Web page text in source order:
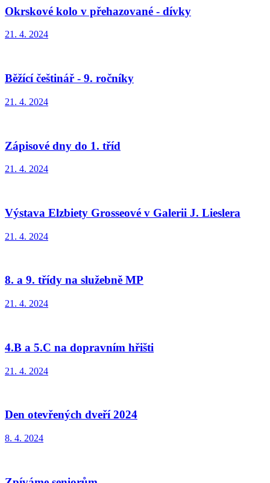
Okrskové kolo v přehazované - dívky
21. 4. 2024
Běžící češtinář - 9. ročníky
21. 4. 2024
Zápisové dny do 1. tříd
21. 4. 2024
Výstava Elzbiety Grosseové v Galerii J. Lieslera
21. 4. 2024
8. a 9. třídy na služebně MP
21. 4. 2024
4.B a 5.C na dopravním hřišti
21. 4. 2024
Den otevřených dveří 2024
8. 4. 2024